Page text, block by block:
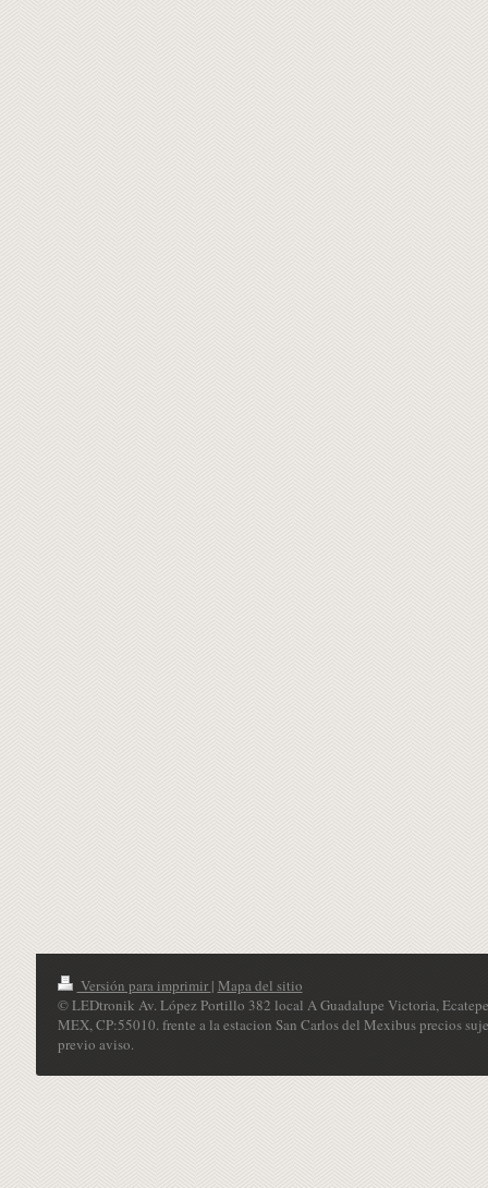
Versión para imprimir | Mapa del sitio
© LEDtronik Av. López Portillo 382 local A Guadalupe Victoria,
MEX, CP:55010. frente a la estacion San Carlos del Mexibus precios
previo aviso.